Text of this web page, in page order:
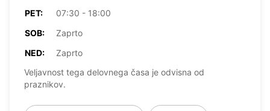
PET:
07:30 - 18:00
SOB:
Zaprto
NED:
Zaprto
Veljavnost tega delovnega časa je odvisna od
praznikov.